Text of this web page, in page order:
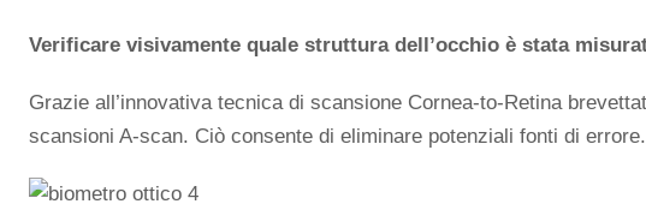
Verificare visivamente quale struttura dell’occhio è stata
Grazie all’innovativa tecnica di scansione Cornea-to-Retina
scansioni A-scan. Ciò consente di eliminare potenziali fonti di errore.